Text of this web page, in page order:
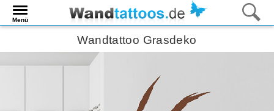
Menü
Wandtattoo Grasdeko